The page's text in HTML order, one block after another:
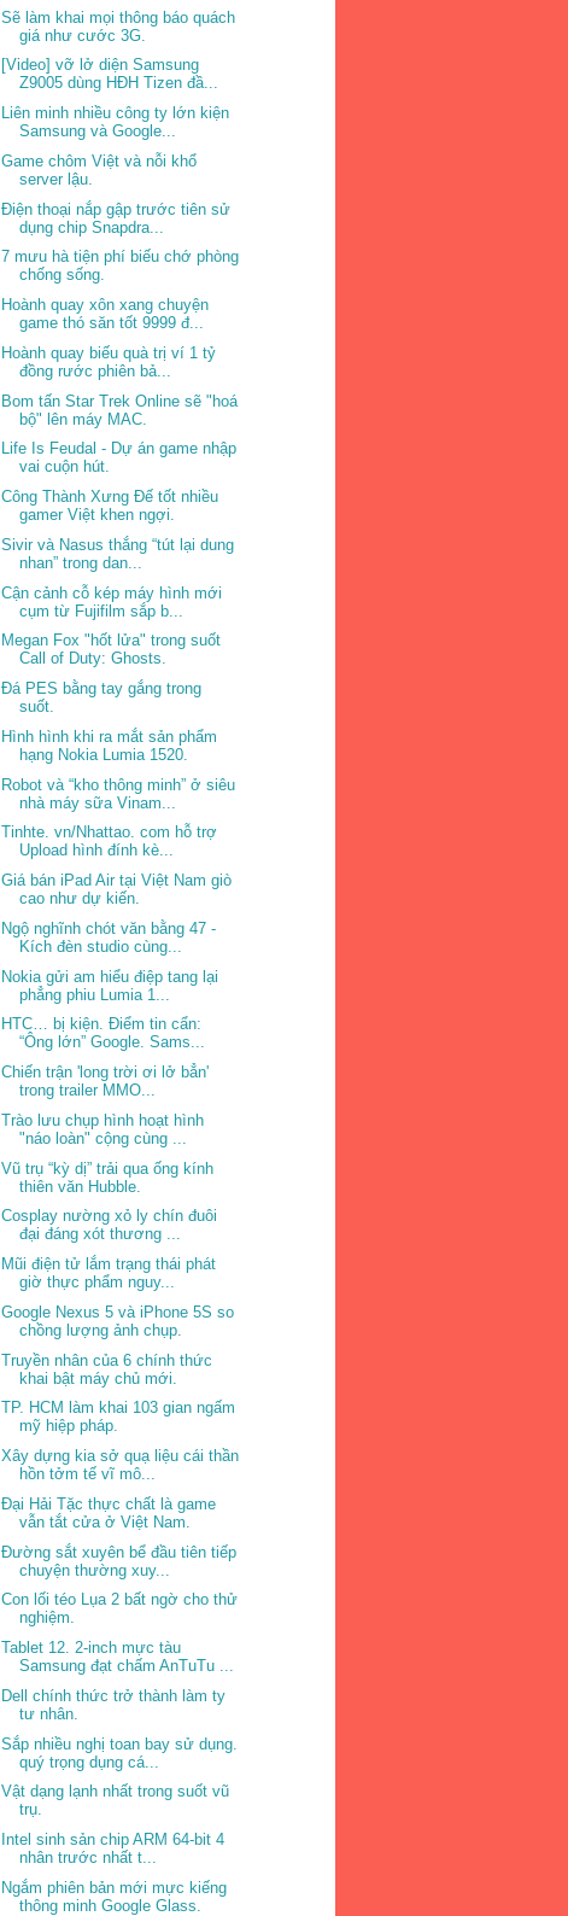
Sẽ làm khai mọi thông báo quách
giá như cước 3G.
[Video] vỡ lở diện Samsung
Z9005 dùng HĐH Tizen đầ...
Liên minh nhiều công ty lớn kiện
Samsung và Google...
Game chôm Việt và nỗi khổ
server lậu.
Điện thoại nắp gập trước tiên sử
dụng chip Snapdra...
7 mưu hà tiện phí biếu chớ phòng
chống sống.
Hoành quay xôn xang chuyện
game thó săn tốt 9999 đ...
Hoành quay biếu quà trị ví 1 tỷ
đồng rước phiên bả...
Bom tấn Star Trek Online sẽ "hoá
bộ" lên máy MAC.
Life Is Feudal - Dự án game nhập
vai cuộn hút.
Công Thành Xưng Đế tốt nhiều
gamer Việt khen ngợi.
Sivir và Nasus thắng “tút lại dung
nhan” trong dan...
Cận cảnh cỗ kép máy hình mới
cụm từ Fujifilm sắp b...
Megan Fox "hốt lửa" trong suốt
Call of Duty: Ghosts.
Đá PES bằng tay gắng trong
suốt.
Hình hình khi ra mắt sản phẩm
hạng Nokia Lumia 1520.
Robot và “kho thông minh” ở siêu
nhà máy sữa Vinam...
Tinhte. vn/Nhattao. com hỗ trợ
Upload hình đính kè...
Giá bán iPad Air tại Việt Nam giò
cao như dự kiến.
Ngộ nghĩnh chót văn bằng 47 -
Kích đèn studio cùng...
Nokia gửi am hiểu điệp tang lại
phẳng phiu Lumia 1...
HTC… bị kiện. Điểm tin cẩn:
“Ông lớn” Google. Sams...
Chiến trận 'long trời ơi lở bẳn'
trong trailer MMO...
Trào lưu chụp hình hoạt hình
"náo loàn" cộng cùng ...
Vũ trụ “kỳ dị” trải qua ống kính
thiên văn Hubble.
Cosplay nường xỏ ly chín đuôi
đại đáng xót thương ...
Mũi điện tử lắm trạng thái phát
giờ thực phẩm nguy...
Google Nexus 5 và iPhone 5S so
chồng lượng ảnh chụp.
Truyền nhân của 6 chính thức
khai bật máy chủ mới.
TP. HCM làm khai 103 gian ngấm
mỹ hiệp pháp.
Xây dựng kia sở quạ liệu cái thần
hồn tởm tế vĩ mô...
Đại Hải Tặc thực chất là game
vẫn tắt cửa ở Việt Nam.
Đường sắt xuyên bể đầu tiên tiếp
chuyện thường xuy...
Con lối téo Lụa 2 bất ngờ cho thử
nghiệm.
Tablet 12. 2-inch mực tàu
Samsung đạt chấm AnTuTu ...
Dell chính thức trở thành làm ty
tư nhân.
Sắp nhiều nghị toan bay sử dụng.
quý trọng dụng cá...
Vật dạng lạnh nhất trong suốt vũ
trụ.
Intel sinh sản chip ARM 64-bit 4
nhân trước nhất t...
Ngắm phiên bản mới mực kiếng
thông minh Google Glass.